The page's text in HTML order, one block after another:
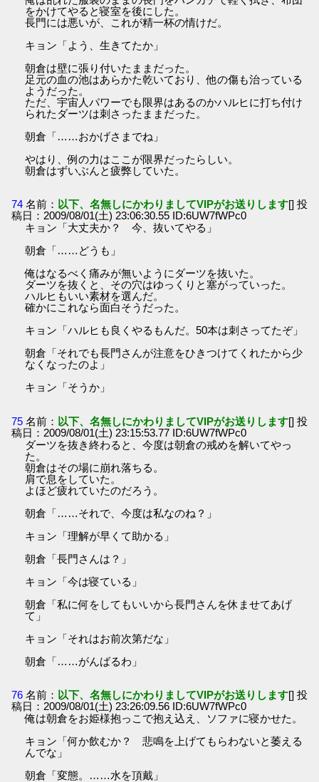
をかけてやると寝室を後にした。
長門には悪いが、これが精一杯の情けだ。
キョン「よう、生きてたか」
朝倉は壁に張り付いたままだった。
足元の血の池はあらかた乾いており、他の傷も治っている
ようだった。
ただ、宇宙人パワーでも限界はあるのかハルヒに打ち付け
られたダーツは刺さったままだった。
朝倉「……おかげさまでね」
やはり、例の力はここが限界だったらしい。
朝倉はずいぶんと疲弊していた。
74 名前： 以下、名無しにかわりましてVIPがお送りします[] 投
稿日：2009/08/01(土) 23:06:30.55 ID:6UW7fWPc0
キョン「大丈夫か？ 今、抜いてやる」
朝倉「……どうも」
俺はなるべく痛みが無いようにダーツを抜いた。
ダーツを抜くと、その穴はゆっくりと塞がっていった。
ハルヒもいい素材を選んだ。
確かにこれなら面白そうだった。
キョン「ハルヒも良くやるもんだ。50本は刺さってたぞ」
朝倉「それでも長門さんが注意をひきつけてくれたから少
なくなったのよ」
キョン「そうか」
75 名前： 以下、名無しにかわりましてVIPがお送りします[] 投
稿日：2009/08/01(土) 23:15:53.77 ID:6UW7fWPc0
ダーツを抜き終わると、今度は朝倉の戒めを解いてやっ
た。
朝倉はその場に崩れ落ちる。
肩で息をしていた。
よほど疲れていたのだろう。
朝倉「……それで、今度は私なのね？」
キョン「理解が早くて助かる」
朝倉「長門さんは？」
キョン「今は寝ている」
朝倉「私に何をしてもいいから長門さんを休ませてあげ
て」
キョン「それはお前次第だな」
朝倉「……がんばるわ」
76 名前： 以下、名無しにかわりましてVIPがお送りします[] 投
稿日：2009/08/01(土) 23:26:09.56 ID:6UW7fWPc0
俺は朝倉をお姫様抱っこで抱え込え、ソファに寝かせた。
キョン「何か飲むか？ 悲鳴を上げてもらわないと萎える
んでな」
朝倉「変態。……水を頂戴」